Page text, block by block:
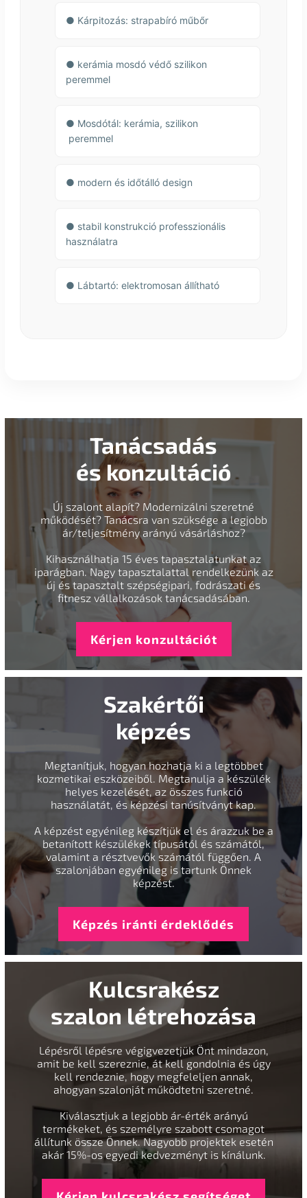
● Kárpitozás: strapabíró műbőr
● kerámia mosdó védő szilikon
peremmel
● Mosdótál: kerámia, szilikon
peremmel
● modern és időtálló design
● stabil konstrukció professzionális
használatra
● Lábtartó: elektromosan állítható
Tanácsadás
és konzultáció
Új szalont alapít? Modernizálni szeretné
működését? Tanácsra van szüksége a legjobb
ár/teljesítmény arányú vásárláshoz?
Kihasználhatja 15 éves tapasztalatunkat az
iparágban. Nagy tapasztalattal rendelkezünk az
új és tapasztalt szépségipari, fodrászati és
fitnesz vállalkozások tanácsadásában.
Kérjen konzultációt
Szakértői
képzés
Megtanítjuk, hogyan hozhatja ki a legtöbbet
kozmetikai eszközeiből. Megtanulja a készülék
helyes kezelését, az összes funkció
használatát, és képzési tanúsítványt kap.
A képzést egyénileg készítjük el és árazzuk be a
betanított készülékek típusától és számától,
valamint a résztvevők számától függően. A
szalonjában egyénileg is tartunk Önnek
képzést.
Képzés iránti érdeklődés
Kulcsrakész
szalon létrehozása
Lépésről lépésre végigvezetjük Önt mindazon,
amit be kell szereznie, át kell gondolnia és úgy
kell rendeznie, hogy megfeleljen annak,
ahogyan szalonját működtetni szeretné.
Kiválasztjuk a legjobb ár-érték arányú
termékeket, és személyre szabott csomagot
állítunk össze Önnek. Nagyobb projektek esetén
akár 15%-os egyedi kedvezményt is kínálunk.